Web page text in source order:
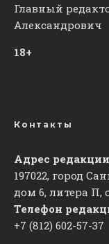
Главный
Александрович
18+
Контакты
Адрес
197022, город
дом 6, литера П,
Телефон
+7 (812) 602-57-37